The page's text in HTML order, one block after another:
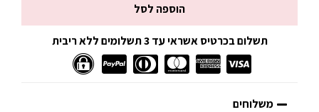
הוספה לסל
תשלום בכרטיס אשראי עד 3 תשלומים ללא ריבית
משלוחים